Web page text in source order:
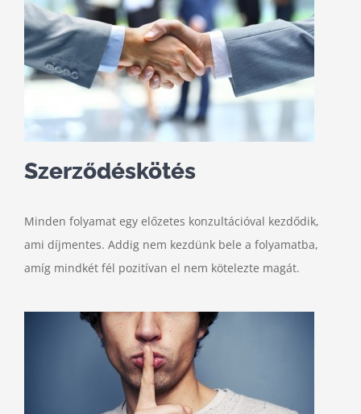
Szerződéskötés
Minden folyamat egy előzetes konzultációval kezdődik,
ami díjmentes. Addig nem kezdünk bele a folyamatba,
amíg mindkét fél pozitívan el nem kötelezte magát.